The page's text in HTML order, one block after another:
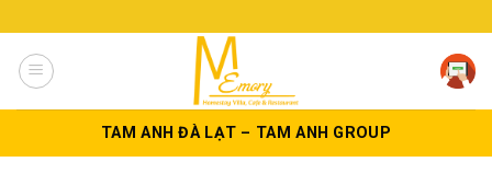
to
content
TAM ANH ĐÀ LẠT – TAM ANH GROUP